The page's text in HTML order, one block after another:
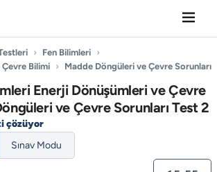
› Fen Bilimleri ›
Bilimi › Madde Döngüleri ve Çevre Sorunları
Enerji Dönüşümleri ve Çevre
ve Çevre Sorunları Test 2
çözüyor
Sınav Modu